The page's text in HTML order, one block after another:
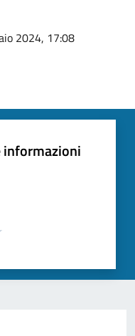
2024, 17:08
informazioni